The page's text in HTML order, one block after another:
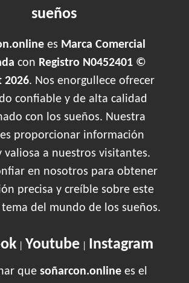
sueños
es Marca Comercial
con Registro N0452401 ©
2026. Nos enorgullece ofrecer
confiable y de alta calidad
con los sueños. Nuestra
proporcionar información
valiosa a nuestros visitantes.
en nosotros para obtener
precisa y creíble sobre este
del mundo de los sueños.
| Youtube| Instagram
que soñarcon.online es el